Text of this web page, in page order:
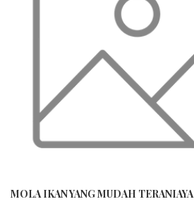
MOLA IKAN YANG MUDAH TERANIAYA